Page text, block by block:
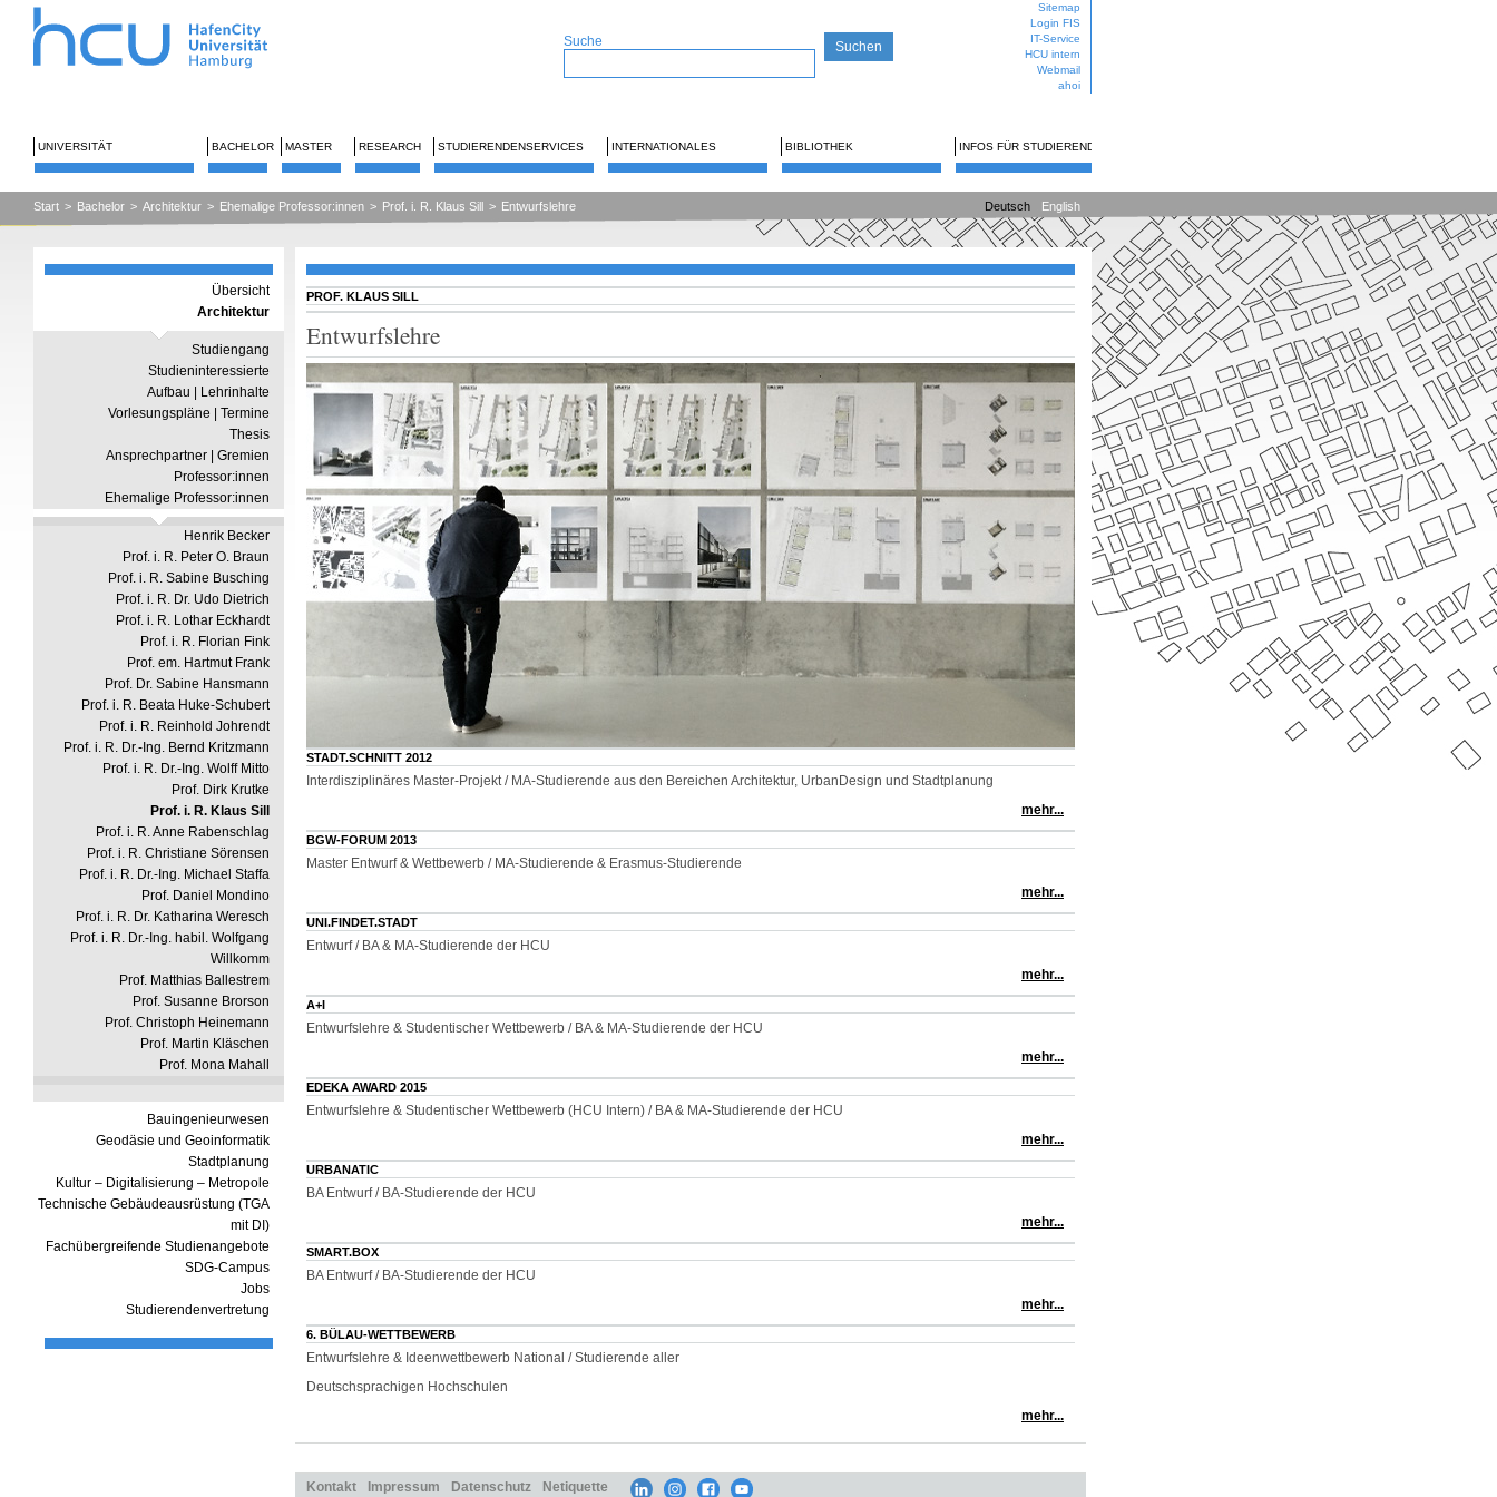
Suche
Sitemap
Login FIS
IT-Service
HCU intern
Webmail
ahoi
UNIVERSITÄT BACHELOR MASTER RESEARCH STUDIERENDENSERVICES INTERNATIONALES BIBLIOTHEK INFOS FÜR STUDIERENDE
Start > Bachelor > Architektur > Ehemalige Professor:innen > Prof. i. R. Klaus Sill > Entwurfslehre Deutsch English
Übersicht
Architektur
Studiengang
Studieninteressierte
Aufbau | Lehrinhalte
Vorlesungspläne | Termine
Thesis
Ansprechpartner | Gremien
Professor:innen
Ehemalige Professor:innen
Henrik Becker
Prof. i. R. Peter O. Braun
Prof. i. R. Sabine Busching
Prof. i. R. Dr. Udo Dietrich
Prof. i. R. Lothar Eckhardt
Prof. i. R. Florian Fink
Prof. em. Hartmut Frank
Prof. Dr. Sabine Hansmann
Prof. i. R. Beata Huke-Schubert
Prof. i. R. Reinhold Johrendt
Prof. i. R. Dr.-Ing. Bernd Kritzmann
Prof. i. R. Dr.-Ing. Wolff Mitto
Prof. Dirk Krutke
Prof. i. R. Klaus Sill
Prof. i. R. Anne Rabenschlag
Prof. i. R. Christiane Sörensen
Prof. i. R. Dr.-Ing. Michael Staffa
Prof. Daniel Mondino
Prof. i. R. Dr. Katharina Weresch
Prof. i. R. Dr.-Ing. habil. Wolfgang
Willkomm
Prof. Matthias Ballestrem
Prof. Susanne Brorson
Prof. Christoph Heinemann
Prof. Martin Kläschen
Prof. Mona Mahall
Bauingenieurwesen
Geodäsie und Geoinformatik
Stadtplanung
Kultur – Digitalisierung – Metropole
Technische Gebäudeausrüstung (TGA
mit DI)
Fachübergreifende Studienangebote
SDG-Campus
Jobs
Studierendenvertretung
PROF. KLAUS SILL
Entwurfslehre
STADT.SCHNITT 2012
Interdisziplinäres Master-Projekt / MA-Studierende aus den Bereichen Architektur, UrbanDesign und Stadtplanung
mehr...
BGW-FORUM 2013
Master Entwurf & Wettbewerb / MA-Studierende & Erasmus-Studierende
mehr...
UNI.FINDET.STADT
Entwurf / BA & MA-Studierende der HCU
mehr...
A+I
Entwurfslehre & Studentischer Wettbewerb / BA & MA-Studierende der HCU
mehr...
EDEKA AWARD 2015
Entwurfslehre & Studentischer Wettbewerb (HCU Intern) / BA & MA-Studierende der HCU
mehr...
URBANATIC
BA Entwurf / BA-Studierende der HCU
mehr...
SMART.BOX
BA Entwurf / BA-Studierende der HCU
mehr...
6. BÜLAU-WETTBEWERB
Entwurfslehre & Ideenwettbewerb National / Studierende aller
Deutschsprachigen Hochschulen
mehr...
Kontakt Impressum Datenschutz Netiquette